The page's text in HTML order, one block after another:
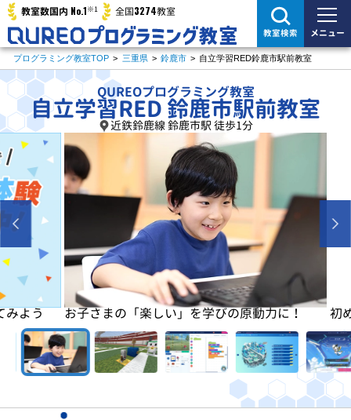
教室数国内 No.1※1 全国3274教室
教室検索 メニュー
プログラミング教室TOP > 三重県 > 鈴鹿市 > 自立学習RED鈴鹿市駅前教室
QUREOプログラミング教室
自立学習RED 鈴鹿市駅前教室
近鉄鈴鹿線 鈴鹿市駅 徒歩1分
う お子さまの「楽しい」を学びの原動力に！ 初め